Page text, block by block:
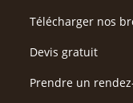
Télécharger nos
Devis gratuit
Prendre un